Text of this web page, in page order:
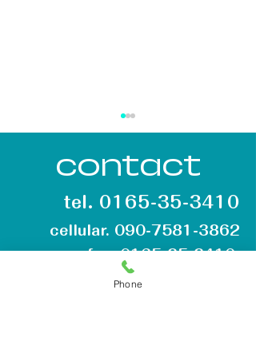
『ひさしぶり～』な朝
2026.4.12
contact
tel. 0165-35-3410
cellular. 090-7581-3862
fax.0165-35-3410
Phone